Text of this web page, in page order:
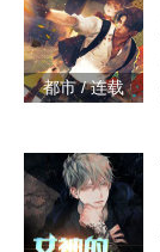
都市 / 连载